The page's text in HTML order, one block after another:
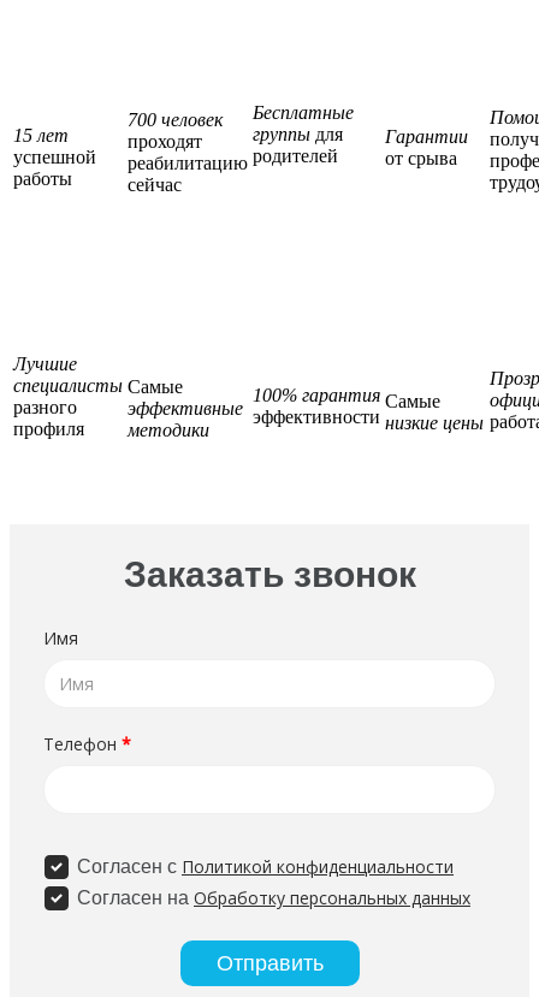
15 лет
успешной
работы
700 человек
проходят
реабилитацию
сейчас
Бесплатные
группы для
родителей
Гарантии
от срыва
Лучшие
специалисты
разного
профиля
Самые
эффективные
методики
100% гарантия
эффективности
Самые
низкие цены